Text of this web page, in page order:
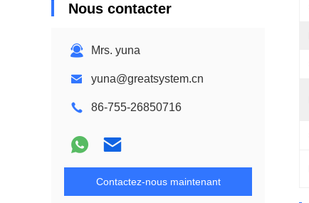
Nous contacter
Mrs. yuna
yuna@greatsystem.cn
86-755-26850716
Contactez-nous maintenant